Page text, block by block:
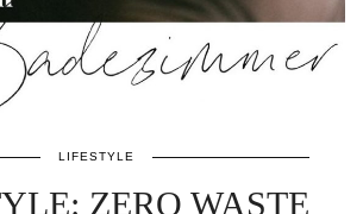
LIFESTYLE
ZERO WASTE